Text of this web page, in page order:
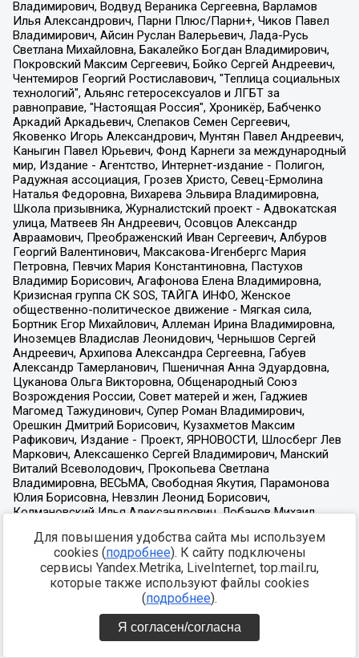
Для повышения удобства сайта мы используем
cookies (подробнее). К сайту подключены
сервисы Yandex.Metrika, LiveInternet, top.mail.ru,
которые также используют файлы cookies
(подробнее).
Я согласен/согласна